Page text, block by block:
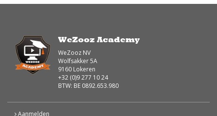
WeZooz Academy
WeZooz NV
Wolfsakker 5A
9160 Lokeren
+32 (0)9 277 10 24
BTW: BE 0892.653.980
Aanmelden